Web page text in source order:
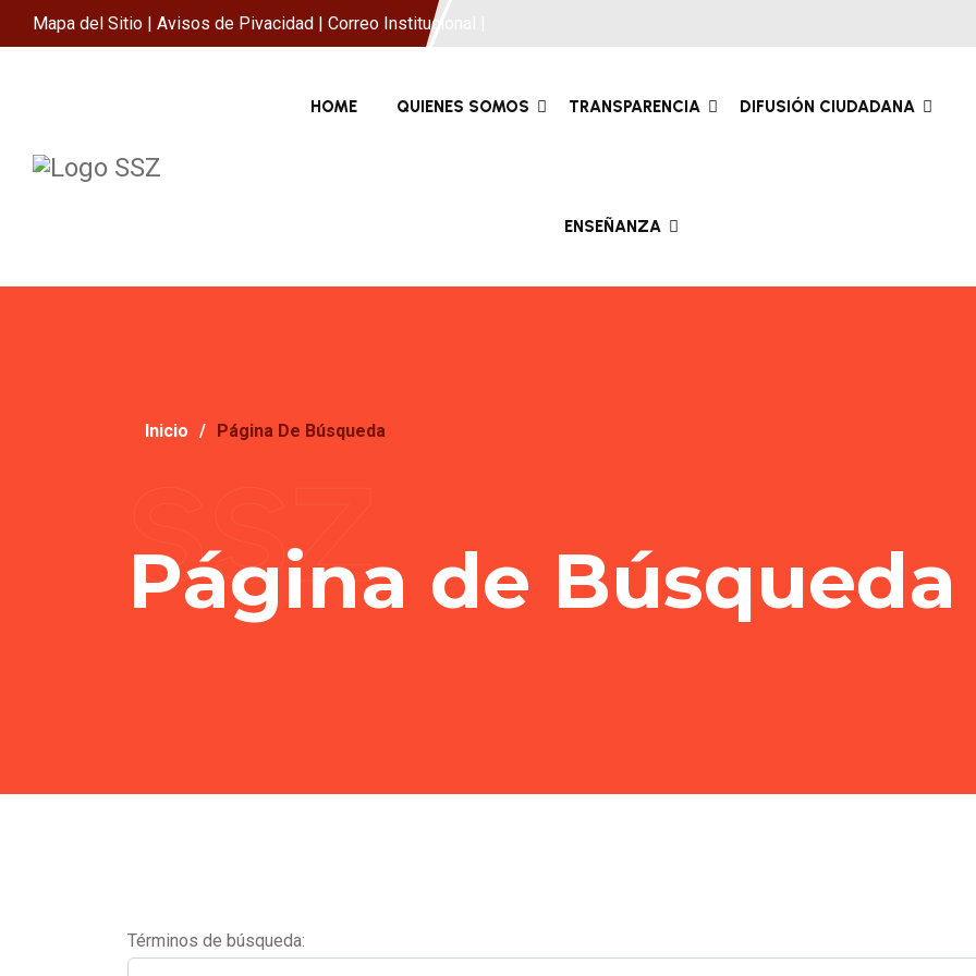
Mapa del Sitio | Avisos de Pivacidad | Correo Institucional
HOME QUIENES SOMOS TRANSPARENCIA DIFUSIÓN CIUDADANA
ENSEÑANZA
Página de Búsqueda
SSZ
Inicio Página De Búsqueda
Formulario de búsqueda
Términos de búsqueda: